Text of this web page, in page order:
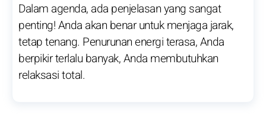
Dalam agenda, ada penjelasan yang sangat
penting! Anda akan benar untuk menjaga jarak,
tetap tenang. Penurunan energi terasa, Anda
berpikir terlalu banyak, Anda membutuhkan
relaksasi total.